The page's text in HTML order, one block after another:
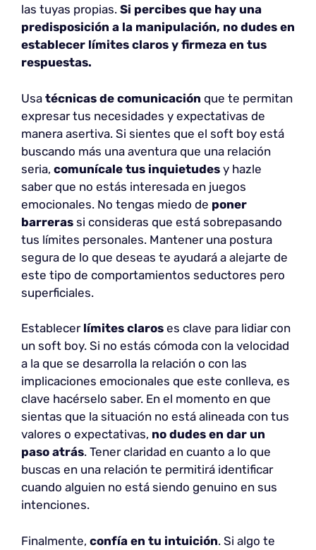
las tuyas propias. Si percibes que hay una
predisposición a la manipulación, no dudes en
establecer límites claros y firmeza en tus
respuestas.
Usa técnicas de comunicación que te permitan
expresar tus necesidades y expectativas de
manera asertiva. Si sientes que el soft boy está
buscando más una aventura que una relación
seria, comunícale tus inquietudes y hazle
saber que no estás interesada en juegos
emocionales. No tengas miedo de poner
barreras si consideras que está sobrepasando
tus límites personales. Mantener una postura
segura de lo que deseas te ayudará a alejarte de
este tipo de comportamientos seductores pero
superficiales.
Establecer límites claros es clave para lidiar con
un soft boy. Si no estás cómoda con la velocidad
a la que se desarrolla la relación o con las
implicaciones emocionales que este conlleva, es
clave hacérselo saber. En el momento en que
sientas que la situación no está alineada con tus
valores o expectativas, no dudes en dar un
paso atrás. Tener claridad en cuanto a lo que
buscas en una relación te permitirá identificar
cuando alguien no está siendo genuino en sus
intenciones.
Finalmente, confía en tu intuición. Si algo te